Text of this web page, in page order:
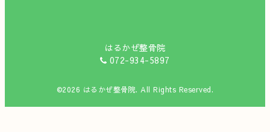
はるかぜ整骨院
072-934-5897
©2026 はるかぜ整骨院. All Rights Reserved.